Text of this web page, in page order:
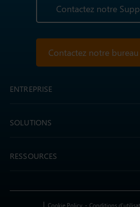
Contactez notre
Contactez notre
ENTREPRISE
SOLUTIONS
RESSOURCES
Cookie Policy Conditions